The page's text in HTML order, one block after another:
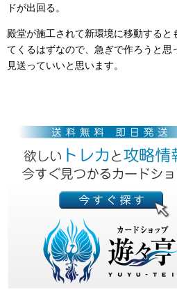
ドが出回る。
殿堂が施工されて新環境に移動する
てくるはずなので、急ぎで作ろうと思
見送っていいと思います。